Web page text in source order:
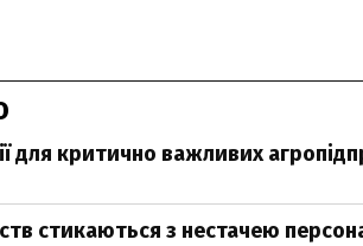
для критично важливих
стикаються з нестачею